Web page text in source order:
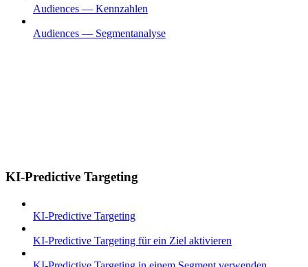
Audiences — Kennzahlen
Audiences — Segmentanalyse
KI-Predictive Targeting
KI-Predictive Targeting
KI-Predictive Targeting für ein Ziel aktivieren